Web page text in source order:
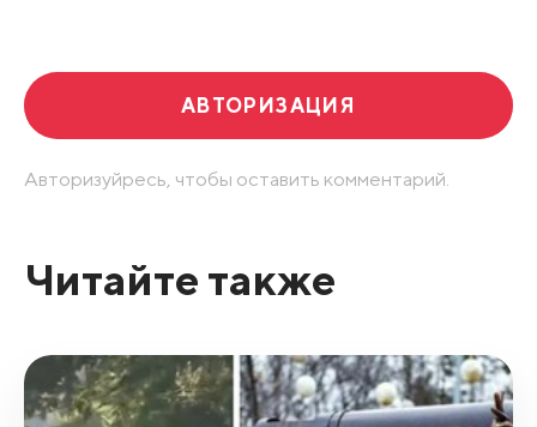
АВТОРИЗАЦИЯ
Авторизуйресь, чтобы оставить комментарий.
Читайте также